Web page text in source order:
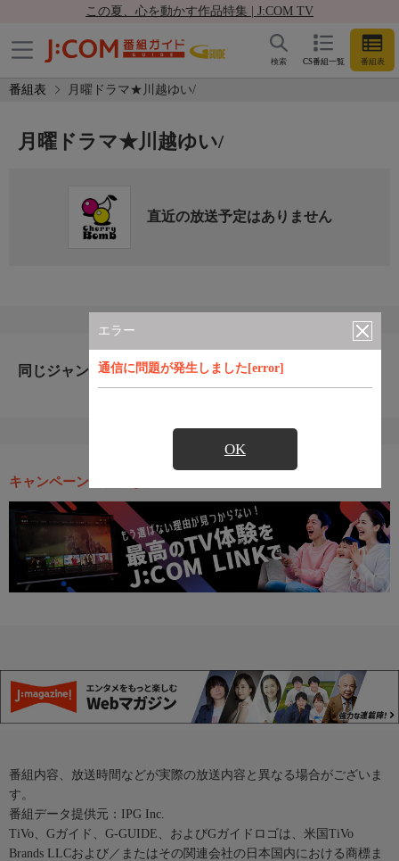
この夏、心を動かす作品特集 | J:COM TV
CS番組一覧 番組表
検索
番組表 月曜ドラマ★川越ゆい/
エラー
通信に問題が発生しました[error]
OK
月曜ドラマ★川越ゆい/
直近の放送予定はありません
同じジャンルのおすすめ番組
キャンペーン・お得な情報
番組内容、放送時間などが実際の放送内容と異なる場合がございま
す。
番組データ提供元：IPG Inc.
TiVo、Gガイド、G-GUIDE、およびGガイドロゴは、米国TiVo
Brands LLCおよび／またはその関連会社の日本国内における商標ま